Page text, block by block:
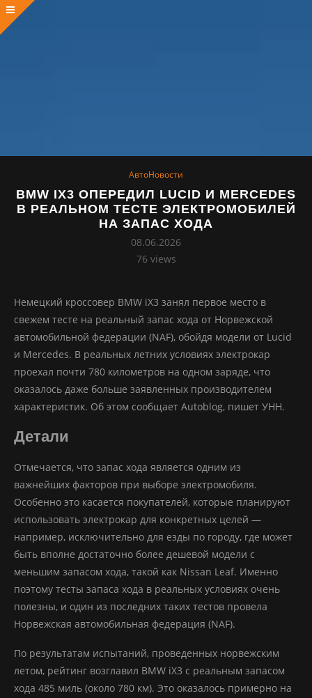
АвтоНовости
BMW IX3 ОПЕРЕДИЛ LUCID И MERCEDES
В РЕАЛЬНОМ ТЕСТЕ ЭЛЕКТРОМОБИЛЕЙ
НА ЗАПАС ХОДА
08.06.2026
76 views
Немецкий кроссовер BMW iX3 занял первое место в
свежем тесте на реальный запас хода от Норвежской
автомобильной федерации (NAF), обойдя модели от Lucid
и Mercedes. В реальных летних условиях электрокар
проехал почти 780 километров на одном заряде, что
оказалось даже больше заявленных производителем
характеристик. Об этом сообщает Autoblog, пишет УНН.
Детали
Отмечается, что запас хода является одним из
важнейших факторов при выборе электромобиля.
Особенно это касается покупателей, которые планируют
использовать электрокар для конкретных целей —
например, исключительно для езды по городу, где может
быть вполне достаточно более дешевой модели с
меньшим запасом хода, такой как Nissan Leaf. Именно
поэтому тесты запаса хода в реальных условиях очень
полезны, и один из последних таких тестов провела
Норвежская автомобильная федерация (NAF).
По результатам испытаний, проведенных норвежским
летом, рейтинг возглавил BMW iX3 с реальным запасом
хода 485 миль (около 780 км). Это оказалось примерно на